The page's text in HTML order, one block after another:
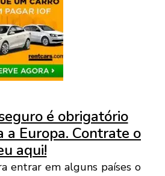
é obrigatório
a Europa. Contrate o
aqui!
entrar em alguns países o